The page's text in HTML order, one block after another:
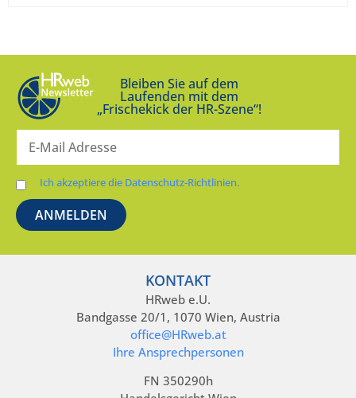
Bleiben Sie auf dem
Laufenden mit dem
„Frischekick der HR-Szene“!
Ich akzeptiere die Datenschutz-Richtlinien.
KONTAKT
HRweb e.U.
Bandgasse 20/1, 1070 Wien, Austria
office@HRweb.at
Ihre Ansprechpersonen
FN 350290h